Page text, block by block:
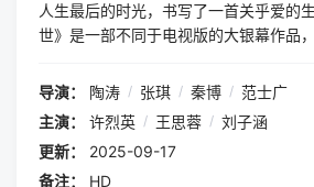
人生最后的时光，书写了一首关乎爱的
世》是一部不同于电视版的大银幕作品
影蒙太奇手法创造性融入真实感人的纪
世，爱是感同身受的勇气，触手可及！
导演： 陶涛 / 张琪 / 秦博 / 范士广
主演：
许烈英 / 王思蓉 / 刘子涵
更新：
2025-09-17
备注：
HD